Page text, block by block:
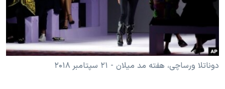
دوناتلا ورساچی، هفته مد میلان - ۲۱ سپتامبر ۲۰۱۸